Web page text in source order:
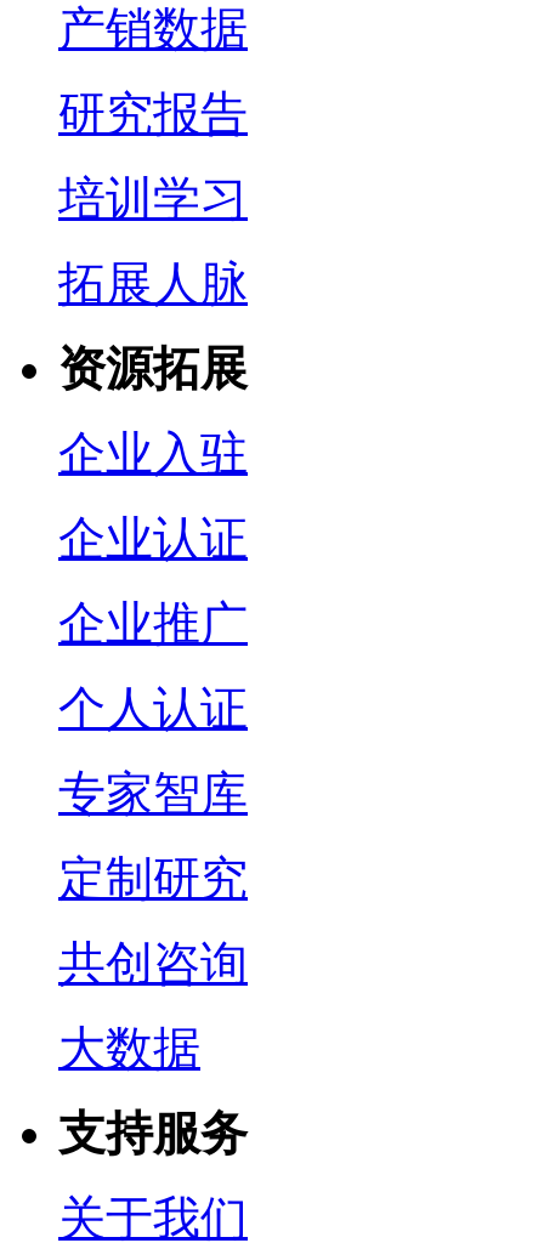
产销数据
研究报告
培训学习
拓展人脉
资源拓展
企业入驻
企业认证
企业推广
个人认证
专家智库
定制研究
共创咨询
大数据
支持服务
关于我们